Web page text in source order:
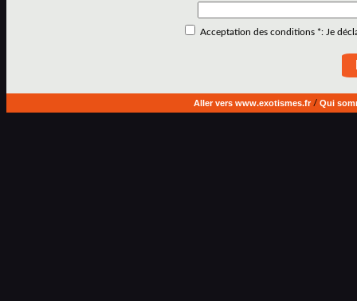
Acceptation des conditions *: Je
Aller vers www.exotismes.fr/ Qui